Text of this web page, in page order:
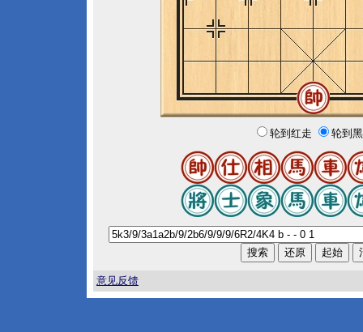
轮到红走 轮到
意见反馈